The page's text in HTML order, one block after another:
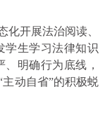
化开展法治阅读、
学生学习法律知识
明确行为底线，
动自省”的积极蜕